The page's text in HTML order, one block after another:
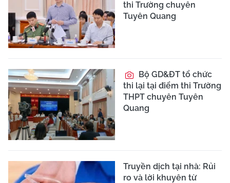
thi Trường chuyên
Tuyên Quang
Bộ GD&ĐT tổ chức
thi lại tại điểm thi Trường
THPT chuyên Tuyên
Quang
Truyền dịch tại nhà: Rủi
ro và lời khuyên từ